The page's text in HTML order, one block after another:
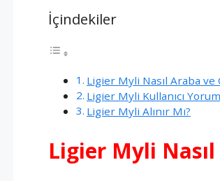
İçindekiler
Ligier Myli Nasıl Araba
Ligier Myli Kullanıcı
Ligier Myli Alınır Mı?
Ligier Myli